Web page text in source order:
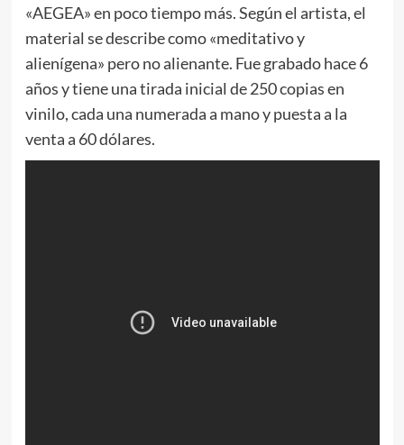
«AEGEA» en poco tiempo más. Según el artista, el
material se describe como «meditativo y
alienígena» pero no alienante. Fue grabado hace 6
años y tiene una tirada inicial de 250 copias en
vinilo, cada una numerada a mano y puesta a la
venta a 60 dólares.